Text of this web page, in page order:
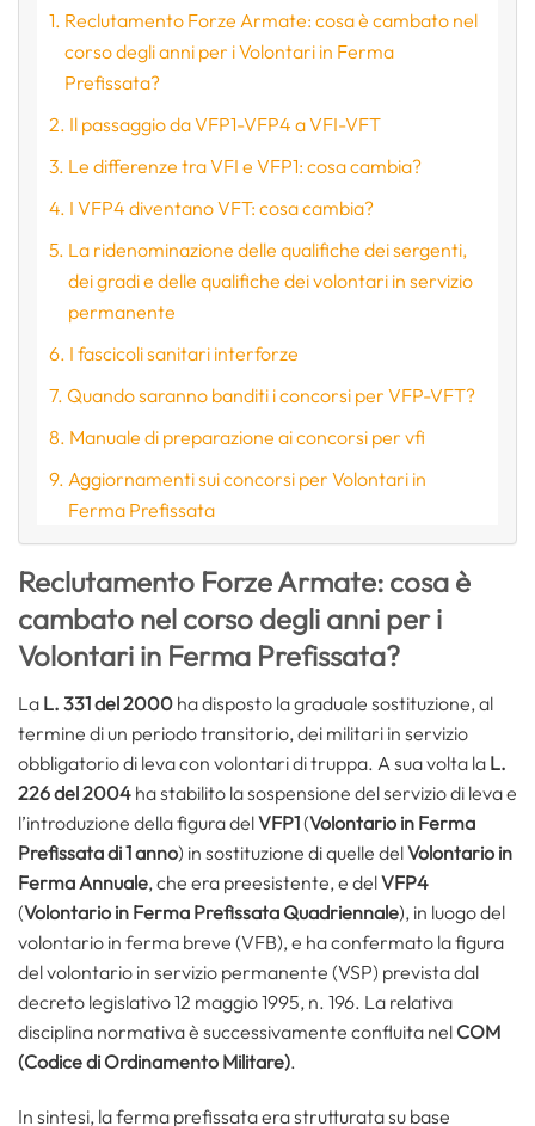
Reclutamento Forze Armate: cosa è cambato nel
corso degli anni per i Volontari in Ferma
Prefissata?
Il passaggio da VFP1-VFP4 a VFI-VFT
Le differenze tra VFI e VFP1: cosa cambia?
I VFP4 diventano VFT: cosa cambia?
La ridenominazione delle qualifiche dei sergenti,
dei gradi e delle qualifiche dei volontari in servizio
permanente
I fascicoli sanitari interforze
Quando saranno banditi i concorsi per VFP-VFT?
Manuale di preparazione ai concorsi per vfi
Aggiornamenti sui concorsi per Volontari in
Ferma Prefissata
Reclutamento Forze Armate: cosa è
cambato nel corso degli anni per i
Volontari in Ferma Prefissata?
La L. 331 del 2000 ha disposto la graduale sostituzione, al
termine di un periodo transitorio, dei militari in servizio
obbligatorio di leva con volontari di truppa. A sua volta la L.
226 del 2004 ha stabilito la sospensione del servizio di leva e
l’introduzione della figura delVFP1(Volontario in Ferma
Prefissata di 1 anno) in sostituzione di quelle delVolontario in
Ferma Annuale, che era preesistente, e delVFP4
(Volontario in Ferma Prefissata Quadriennale), in luogo del
volontario in ferma breve (VFB), e ha confermato la figura
del volontario in servizio permanente (VSP) prevista dal
decreto legislativo 12 maggio 1995, n. 196. La relativa
disciplina normativa è successivamente confluita nel COM
(Codice di Ordinamento Militare).
In sintesi, la ferma prefissata era strutturata su base